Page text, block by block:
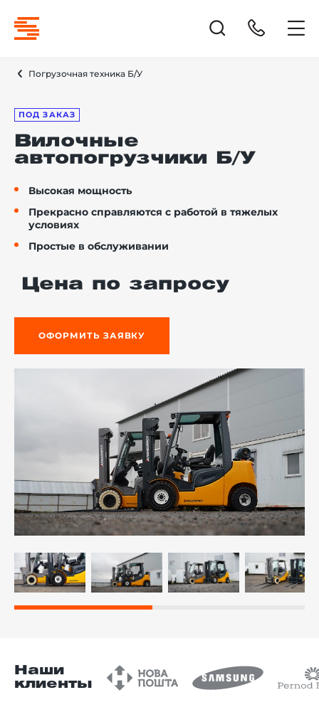
Погрузочная техника Б/У
ПОД ЗАКАЗ
Вилочные
автопогрузчики Б/У
Высокая мощность
Прекрасно справляются с работой в тяжелых
условиях
Простые в обслуживании
Цена по запросу
ОФОРМИТЬ ЗАЯВКУ
Наши
клиенты